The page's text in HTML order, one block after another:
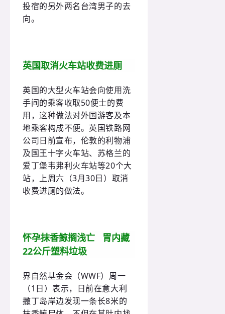
投宿的另外两名台湾男子的去
向。
英国取消火车站收费进厕
英国的大型火车站会向使用洗
手间的乘客收取50便士的费
用，这种做法对外国游客及本
地乘客构成不便。英国铁路网
公司日前宣布，伦敦的利物浦
及国王十字火车站、苏格兰的
爱丁堡韦弗利火车站等20个大
站，上周六（3月30日）取消
收费进厕的做法。
怀孕抹香鲸搁浅亡 胃内藏
22公斤塑料垃圾
界自然基金会（WWF）周一
（1日）表示，日前在意大利
撒丁岛岸边发现一条长8米的